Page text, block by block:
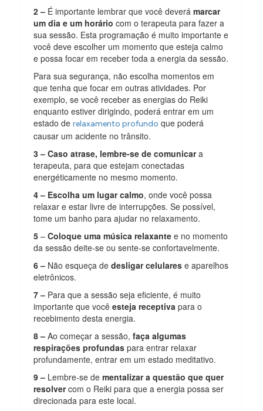
2 – É importante lembrar que você deverámarcar
um dia e um horário com o terapeuta para fazer a
sua sessão. Esta programação é muito importante e
você deve escolher um momento que esteja calmo
e possa focar em receber toda a energia da sessão.
Para sua segurança, não escolha momentos em
que tenha que focar em outras atividades. Por
exemplo, se você receber as energias do Reiki
enquanto estiver dirigindo, poderá entrar em um
estado derelaxamento profundo que poderá
causar um acidente no trânsito.
3 – Caso atrase, lembre-se de comunicara
terapeuta, para que estejam conectadas
energéticamente no mesmo momento.
4 – Escolha um lugar calmo, onde você possa
relaxar e estar livre de interrupções. Se possível,
tome um banho para ajudar no relaxamento.
5–Coloque uma música relaxante e no momento
da sessão deite-se ou sente-se confortavelmente.
6 – Não esqueça dedesligar celulares e aparelhos
eletrônicos.
7 – Para que a sessão seja eficiente, é muito
importante que vocêesteja receptiva para o
recebimento desta energia.
8 – Ao começar a sessão, faça algumas
respirações profundaspara entrar relaxar
profundamente, entrar em um estado meditativo.
9 – Lembre-se dementalizar a questão que quer
resolvercom o Reiki para que a energia possa ser
direcionada para este local.